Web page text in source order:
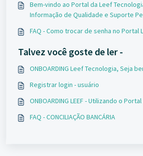
Bem-vindo ao Portal da Leef
Informação de Qualidade e Suporte
FAQ - Como trocar de senha no Portal
Talvez você goste de ler -
ONBOARDING Leef Tecnologia, Seja
Registrar login - usuário
ONBOARDING LEEF - Utilizando o
FAQ - CONCILIAÇÃO BANCÁRIA